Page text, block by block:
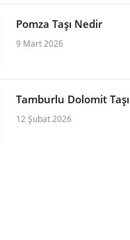
Pomza Taşı Nedir
9 Mart 2026
Tamburlu Dolomit Taşı
12 Şubat 2026